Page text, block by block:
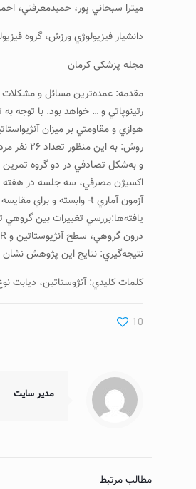
ميترا سبحاني پور، حميدمعرفتي،
دانشيار فيزيولوژي ورزش، گروه
مجله پزشکی کرمان
مقدمه: عمده‌ترين مسائل و مشكلات
رتينوپاتي و … خواهد بود. با
هوازي و مقاومتي بر ميزان
آزمون آماري t- وابسته و براي مقايسه بين گروهي آناليز واريانس دو طرفه با اندازه‌گيري مكرر استفاده شد.
درون گروهي، سطح آنژيوستاتين و VEGER در هر دو گروه افزايش معني‌دار نشان دادند (۰۵/۰P<).
نتيجه‌گيري: نتايج اين پژوهش نشان
كلمات كليدي: آنژوستاتين، ديابت نوع ۲، آنژويژنز، تمرينات مقاومتي، تمرينات
10
مدیر سایت
مطالب مرتبط